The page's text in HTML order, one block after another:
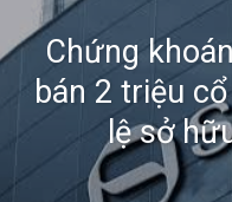
Chứng
bán 2 triệu
lệ sở